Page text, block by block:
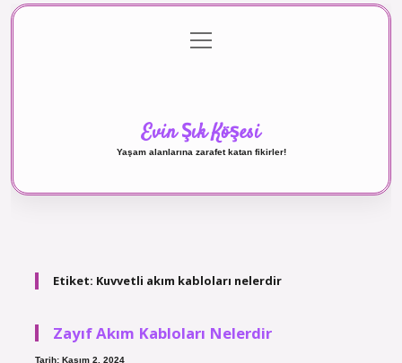
Gizlilik Politikası
menüyü
aç
Evin Şık Köşesi
Yaşam alanlarına zarafet katan fikirler!
Etiket: Kuvvetli akım kabloları nelerdir
Zayıf Akım Kabloları Nelerdir
Tarih: Kasım 2, 2024